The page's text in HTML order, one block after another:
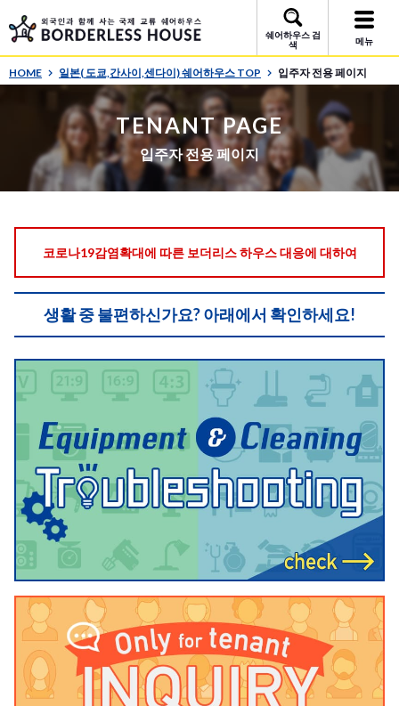
쉐어하우스 검
색
메뉴
HOME 일본( 도쿄,간사이,센다이) 쉐어하우스 TOP 입주자 전용 페이지
TENANT PAGE
입주자 전용 페이지
코로나19감염확대에 따른 보더리스 하우스 대응에 대하여
생활 중 불편하신가요? 아래에서 확인하세요!